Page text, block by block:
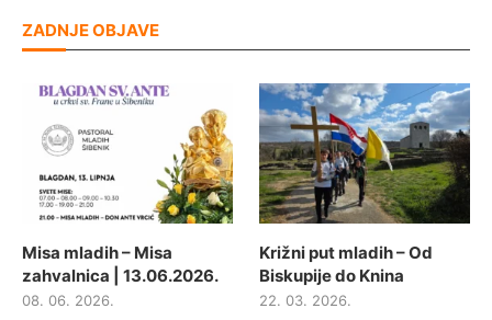
ZADNJE OBJAVE
Misa mladih – Misa
zahvalnica | 13.06.2026.
08. 06. 2026.
Križni put mladih – Od
Biskupije do Knina
22. 03. 2026.